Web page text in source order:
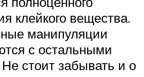
клейкого вещества.
манипуляции
с остальными
стоит забывать и о